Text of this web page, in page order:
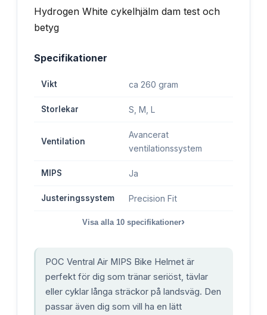
Specifikationer
Vikt ca 260 gram
Storlekar S, M, L
Ventilation
Avancerat
ventilationssystem
MIPS Ja
Justeringssystem Precision Fit
Visa alla 10 specifikationer›
POC Ventral Air MIPS Bike Helmet är
perfekt för dig som tränar seriöst, tävlar
eller cyklar långa sträckor på landsväg. Den
passar även dig som vill ha en lätt